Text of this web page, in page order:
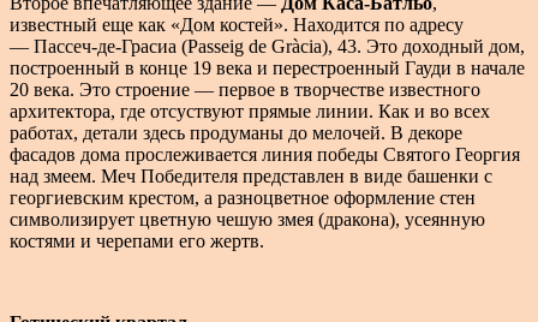
известный еще как «Дом костей». Находится по адресу
— Пассеч-де-Грасиа (Passeig de Gràcia), 43. Это доходный дом,
построенный в конце 19 века и перестроенный Гауди в начале
20 века. Это строение — первое в творчестве известного
архитектора, где отсуствуют прямые линии. Как и во всех
работах, детали здесь продуманы до мелочей. В декоре
фасадов дома прослеживается линия победы Святого Георгия
над змеем. Меч Победителя представлен в виде башенки с
георгиевским крестом, а разноцветное оформление стен
символизирует цветную чешую змея (дракона), усеянную
костями и черепами его жертв.